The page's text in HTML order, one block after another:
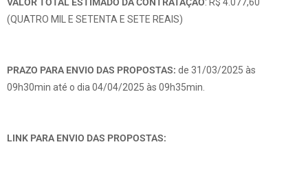
VALOR TOTAL ESTIMADO DA CONTRATAÇÃO: R$ 4.077,60
(QUATRO MIL E SETENTA E SETE REAIS)
PRAZO PARA ENVIO DAS PROPOSTAS: de 31/03/2025 às
09h30min até o dia 04/04/2025 às 09h35min.
LINK PARA ENVIO DAS PROPOSTAS: